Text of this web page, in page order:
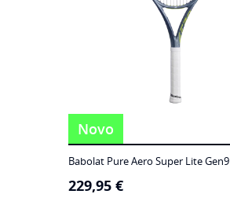
Novo
Babolat Pure Aero Super Lite Gen9
229,95 €